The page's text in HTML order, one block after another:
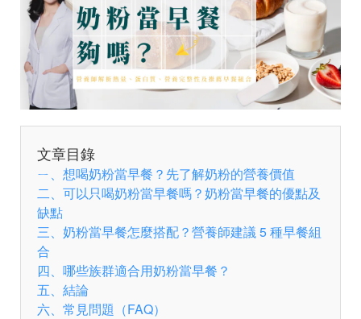
文章目錄
ㄧ、想喝奶粉當早餐？先了解奶粉的營養價值
二、可以只喝奶粉當早餐嗎？奶粉當早餐的優點及
缺點
三、奶粉當早餐怎麼搭配？營養師建議 5 種早餐組
合
四、哪些族群適合用奶粉當早餐？
五、結論
六、常見問題（FAQ）